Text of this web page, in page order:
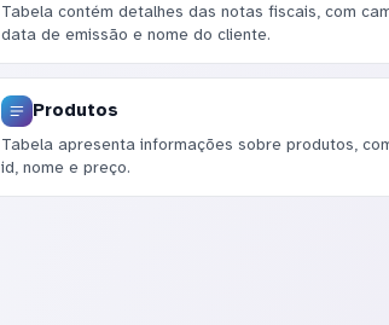
Tabela contém detalhes das notas fiscais, com
data de emissão e nome do cliente.
Produtos
Tabela apresenta informações sobre produtos,
id, nome e preço.